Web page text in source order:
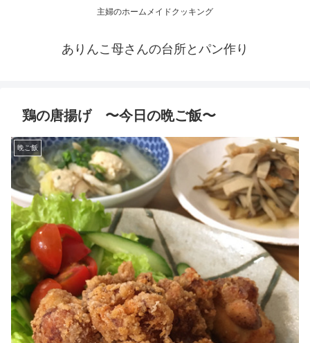
主婦のホームメイドクッキング
ありんこ母さんの台所とパン作り
鶏の唐揚げ 〜今日の晩ご飯〜
晩ご飯